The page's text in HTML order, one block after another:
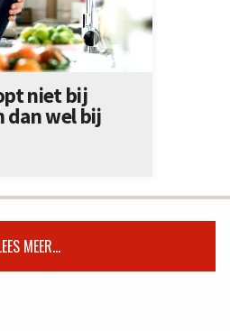
niet bij
dan wel bij
MEER...